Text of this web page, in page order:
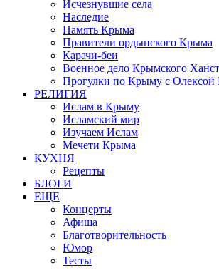
Исчезнувшие села
Наследие
Память Крыма
Правители ордынского Крыма
Карачи-беи
Военное дело Крымского
Прогулки по Крыму с Олексой
РЕЛИГИЯ
Ислам в Крыму
Исламский мир
Изучаем Ислам
Мечети Крыма
КУХНЯ
Рецепты
БЛОГИ
ЕЩЕ
Концерты
Афиша
Благотворительность
Юмор
Тесты